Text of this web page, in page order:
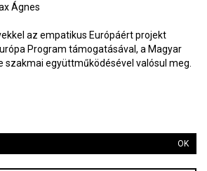
Ágnes
az empatikus Európáért projekt
Program támogatásával, a Magyar
szakmai együttműködésével valósul meg.
OK